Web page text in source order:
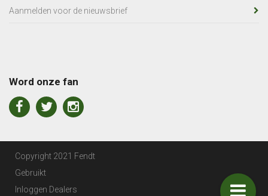
Aanmelden voor de nieuwsbrief
Word onze fan
Copyright 2021 Fendt
Gebruikt
Inloggen Dealers